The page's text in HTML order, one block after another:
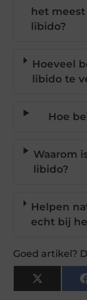
het
libido?
Hoeveel
libido te
Hoe
Waarom
libido?
Helpen
echt bij
Goed artikel?
X
(Twitter)